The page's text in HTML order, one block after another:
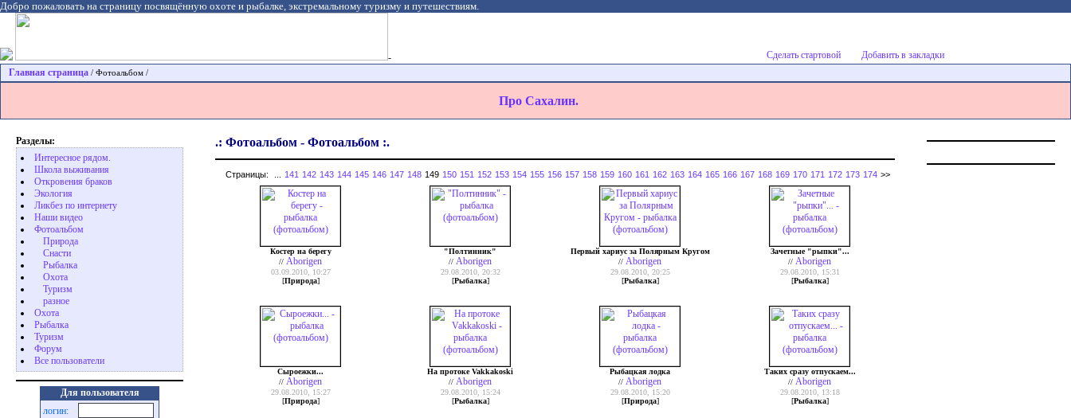
Добро пожаловать на страницу посвящённую охоте и рыбалке, экстремальному туризму и путешествиям.
- Сделать стартовой
Добавить в закладки
Главная страница / Фотоальбом /
Про Сахалин.
Разделы:
Интересное рядом.
Школа выживания
Откровения браков
Экология
Ликбез по интернету
Наши видео
Фотоальбом
Природа
Cнасти
Рыбалка
Охота
Туризм
разное
Охота
Pыбалка
Туризм
Форум
Все пользователи
Для пользователя
логин:
.: Фотоальбом - Фотоальбом :.
Страницы: 141 142 143 144 145 146 147 148 149 150 151 152 153 154 155 156 157 158 159 160 161 162 163 164 165 166 167 168 169 170 171 172 173 174 >>
Костер на берегу
// Aborigen
03.09.2010, 10:27
[Природа]
"Полтинник"
// Aborigen
29.08.2010, 20:32
[Рыбалка]
Первый хариус за Полярным Кругом
// Aborigen
29.08.2010, 20:25
[Рыбалка]
Зачетные "рыпки"...
// Aborigen
29.08.2010, 15:31
[Рыбалка]
Сыроежки...
// Aborigen
29.08.2010, 15:27
[Природа]
На протоке Vakkakoski
// Aborigen
29.08.2010, 15:24
[Рыбалка]
Рыбацкая лодка
// Aborigen
29.08.2010, 15:20
[Природа]
Таких сразу отпускаем...
// Aborigen
29.08.2010, 13:18
[Рыбалка]